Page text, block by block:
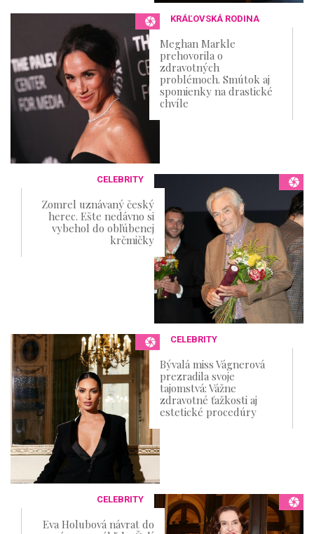
KRÁĽOVSKÁ RODINA
Meghan Markle
prehovorila o
zdravotných
problémoch. Smútok aj
spomienky na drastické
chvíle
CELEBRITY
Zomrel uznávaný český
herec. Ešte nedávno si
vybehol do obľúbenej
krčmičky
CELEBRITY
Bývalá miss Vágnerová
prezradila svoje
tajomstvá: Vážne
zdravotné ťažkosti aj
estetické procedúry
CELEBRITY
Eva Holubová návrat do